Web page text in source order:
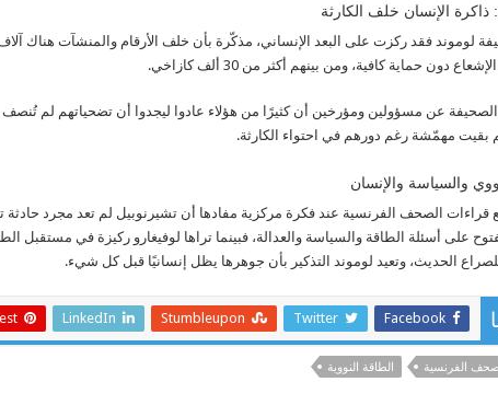
ذاكرة الإنسان خلف الكارثة
لوموند فقد ركزت على البعد الإنساني، مذكّرة بأن خلف الأرقام والمنشآت هناك
دون حماية كافية، ومن بينهم أكثر من 30 ألف كازاخي.
عن مسؤولين ومؤرخين أن كثيرًا من هؤلاء عادوا ليجدوا أن تضحياتهم لم تُنصف
بقيت مهمّشة رغم دورهم في احتواء الكارثة.
والسياسة والإنسان
قراءات الصحف الفرنسية عند فكرة مركزية مفادها أن تشيرنوبيل لم تعد مجرد حادثة
على أسئلة الطاقة والسياسة والعدالة، فبينما تراها لوفيغارو ركيزة في مستقبل
الحديث، وتعيد لوموند التذكير بأن جوهرها يظل إنسانيًا قبل كل شيء.
Facebook
Twitter
Stumbleupon
LinkedIn
الفرنسية الطاقة النووية